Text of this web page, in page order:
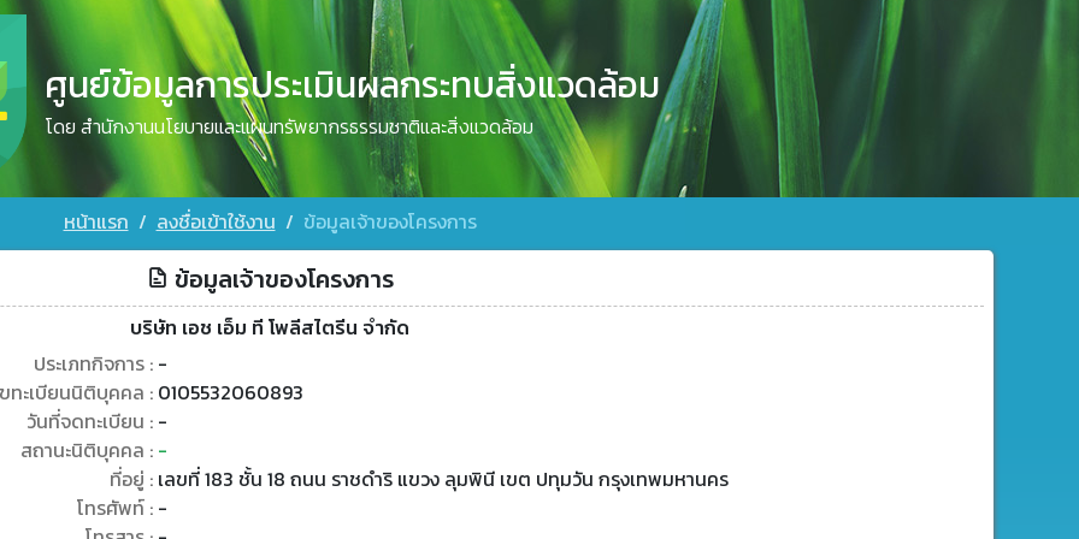
ศูนย์ข้อมูลการประเมินผลกระทบสิ่งแวดล้อม
โดย สำนักงานนโยบายและแผนทรัพยากรธรรมชาติและสิ่งแวดล้อม
หน้าแรก ลงชื่อเข้าใช้งาน ข้อมูลเจ้าของโครงการ
ข้อมูลเจ้าของโครงการ
บริษัท เอช เอ็ม ที โพลีสไตรีน จำกัด
ประเภทกิจการ : -
ทะเบียนนิติบุคคล : 0105532060893
วันที่จดทะเบียน : -
สถานะนิติบุคคล : -
ที่อยู่ : เลขที่ 183 ชั้น 18 ถนน ราชดำริ แขวง ลุมพินี เขต ปทุมวัน กรุงเทพมหานคร
โทรศัพท์ : -